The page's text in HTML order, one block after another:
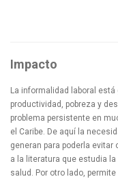
Impacto
La informalidad laboral
productividad, pobreza y
problema persistente en
el Caribe. De aquí la
generan para poderla evitar
a la literatura que estudia
salud. Por otro lado,